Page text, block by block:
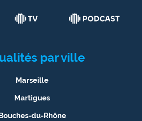
par ville
Marseille
Martigues
du-Rhône